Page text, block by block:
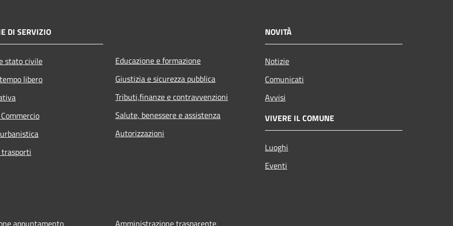
DI SERVIZIO
stato civile
libero
Educazione e formazione
Giustizia e sicurezza pubblica
Tributi,finanze e contravvenzioni
Salute, benessere e assistenza
Autorizzazioni
NOVITÀ
Notizie
Comunicati
Avvisi
VIVERE IL COMUNE
Luoghi
Eventi
appuntamento Amministrazione trasparente